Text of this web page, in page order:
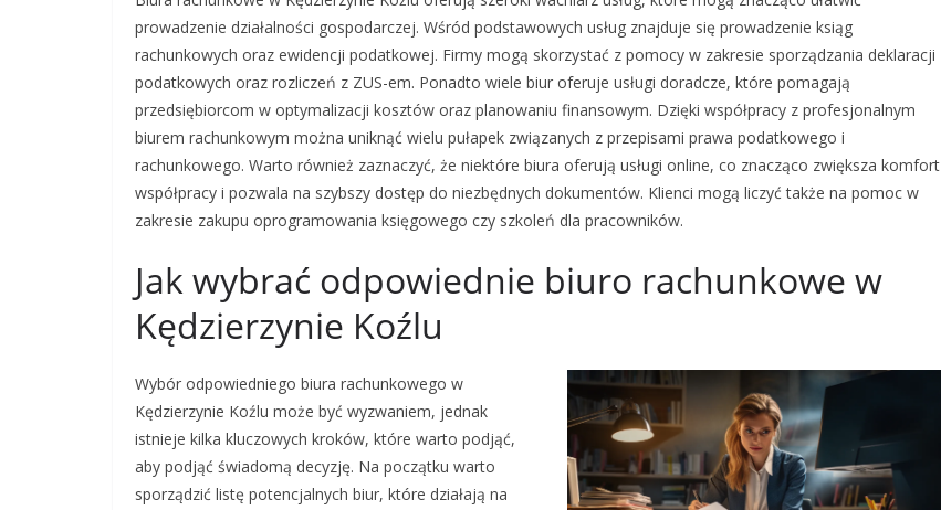
prowadzenie działalności gospodarczej. Wśród podstawowych usług znajduje się prowadzenie ksiąg
rachunkowych oraz ewidencji podatkowej. Firmy mogą skorzystać z pomocy w zakresie sporządzania deklaracji
podatkowych oraz rozliczeń z ZUS-em. Ponadto wiele biur oferuje usługi doradcze, które pomagają
przedsiębiorcom w optymalizacji kosztów oraz planowaniu finansowym. Dzięki współpracy z profesjonalnym
biurem rachunkowym można uniknąć wielu pułapek związanych z przepisami prawa podatkowego i
rachunkowego. Warto również zaznaczyć, że niektóre biura oferują usługi online, co znacząco zwiększa komfort
współpracy i pozwala na szybszy dostęp do niezbędnych dokumentów. Klienci mogą liczyć także na pomoc w
zakresie zakupu oprogramowania księgowego czy szkoleń dla pracowników.
Jak wybrać odpowiednie biuro rachunkowe w
Kędzierzynie Koźlu
Wybór odpowiedniego biura rachunkowego w
Kędzierzynie Koźlu może być wyzwaniem, jednak
istnieje kilka kluczowych kroków, które warto podjąć,
aby podjąć świadomą decyzję. Na początku warto
sporządzić listę potencjalnych biur, które działają na